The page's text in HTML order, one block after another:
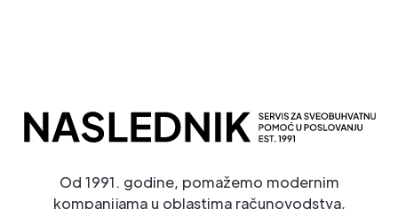
Od 1991. godine, pomažemo modernim
kompanijama u oblastima računovodstva,